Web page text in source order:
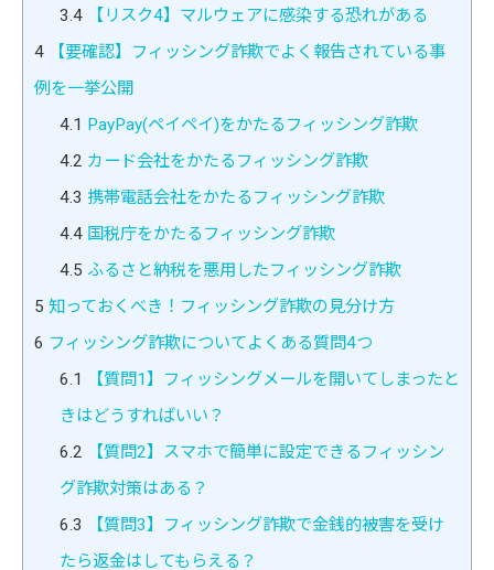
3.4【リスク4】マルウェアに感染する恐れがある
4 【要確認】フィッシング詐欺でよく報告されている事
例を一挙公開
4.1 PayPay(ペイペイ)をかたるフィッシング詐欺
4.2 カード会社をかたるフィッシング詐欺
4.3 携帯電話会社をかたるフィッシング詐欺
4.4国税庁をかたるフィッシング詐欺
4.5 ふるさと納税を悪用したフィッシング詐欺
5 知っておくべき！フィッシング詐欺の見分け方
6 フィッシング詐欺についてよくある質問4つ
6.1
【質問1】フィッシングメールを開いてしまったと
きはどうすればいい？
6.2 【質問2】スマホで簡単に設定できるフィッシン
グ詐欺対策はある？
6.3 【質問3】フィッシング詐欺で金銭的被害を受け
たら返金はしてもらえる？